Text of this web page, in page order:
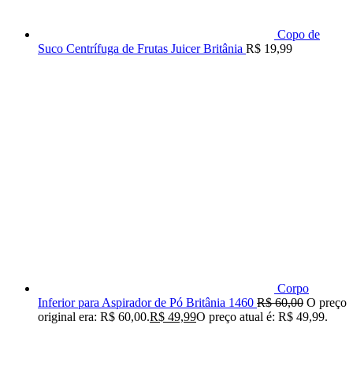
Copo de
Suco Centrífuga de Frutas Juicer Britânia R$ 19,99
Corpo
Inferior para Aspirador de Pó Britânia 1460 R$60,00 O preço
original era: R$ 60,00.R$ 49,99O preço atual é: R$ 49,99.